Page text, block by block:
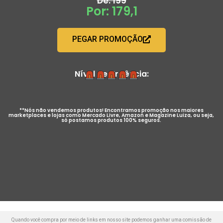
Por: 179,1
PEGAR PROMOÇÃO
Nível de Urgência:
**Nós não vendemos produtos! Encontramos promoção nos maiores
marketplaces e lojas como Mercado Livre, Amazon e Magazine Luiza, ou seja,
só postamos produtos 100% seguros.
Quando você compra por meio de links em nosso site podemos ganhar uma comissão de